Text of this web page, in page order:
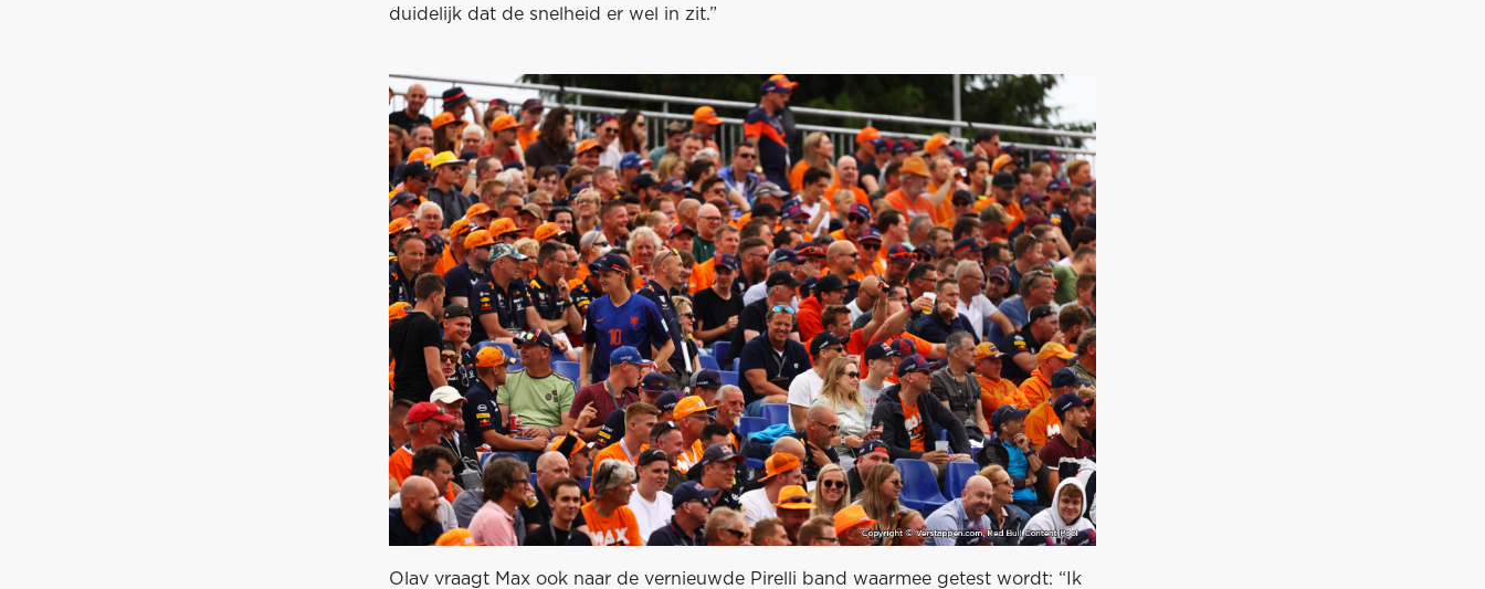
duidelijk dat de snelheid er wel in zit.”
Olav vraagt Max ook naar de vernieuwde Pirelli band waarmee getest wordt: “Ik